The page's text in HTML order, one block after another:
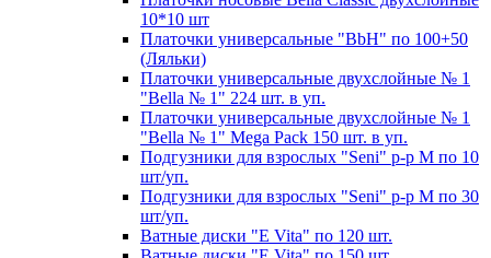
10*10 шт
Платочки универсальные "BbH" по 100+50
(Ляльки)
Платочки универсальные двухслойные № 1
"Bella № 1" 224 шт. в уп.
Платочки универсальные двухслойные № 1
"Bella № 1" Mega Pack 150 шт. в уп.
Подгузники для взрослых "Seni" р-р М по 10
шт/уп.
Подгузники для взрослых "Seni" р-р М по 30
шт/уп.
Ватные диски "E Vita" по 120 шт.